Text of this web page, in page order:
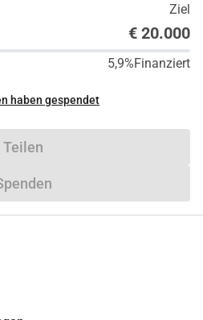
Ziel
€ 20.000
5,9%Finanziert
haben gespendet
Teilen